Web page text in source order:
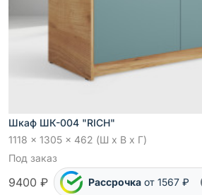
Шкаф ШК-004 "RICH"
1118 x 1305 x 462 (Ш x В x Г)
Под заказ
9400 ₽ Рассрочка от 1567 ₽